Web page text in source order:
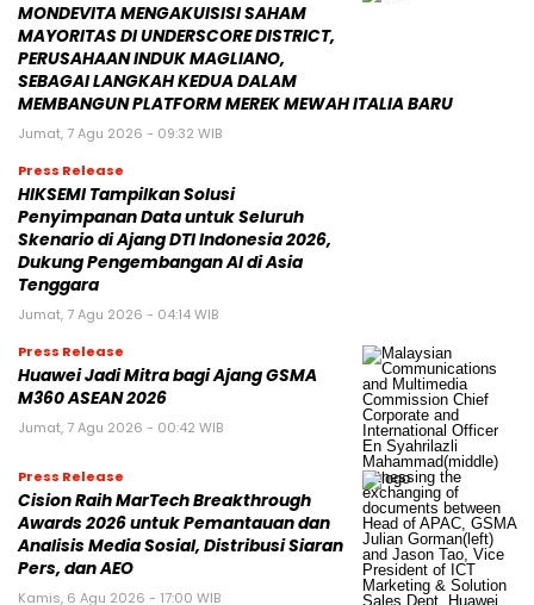
MONDEVITA MENGAKUISISI SAHAM
MAYORITAS DI UNDERSCORE DISTRICT,
PERUSAHAAN INDUK MAGLIANO,
SEBAGAI LANGKAH KEDUA DALAM
MEMBANGUN PLATFORM MEREK MEWAH ITALIA BARU
Jumat, 7 Agu 2026 - 09:32 WIB
Press Release
HIKSEMI Tampilkan Solusi
Penyimpanan Data untuk Seluruh
Skenario di Ajang DTI Indonesia 2026,
Dukung Pengembangan AI di Asia
Tenggara
Jumat, 7 Agu 2026 - 04:14 WIB
Press Release
Huawei Jadi Mitra bagi Ajang GSMA
M360 ASEAN 2026
Jumat, 7 Agu 2026 - 00:42 WIB
Press Release
Cision Raih MarTech Breakthrough
Awards 2026 untuk Pemantauan dan
Analisis Media Sosial, Distribusi Siaran
Pers, dan AEO
Kamis, 6 Agu 2026 - 17:00 WIB